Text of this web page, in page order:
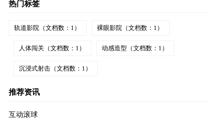
热门标签
轨道影院（文档数：1） 裸眼影院（文档数：1）
人体闯关（文档数：1） 动感造型（文档数：1）
沉浸式射击（文档数：1）
推荐资讯
互动滚球